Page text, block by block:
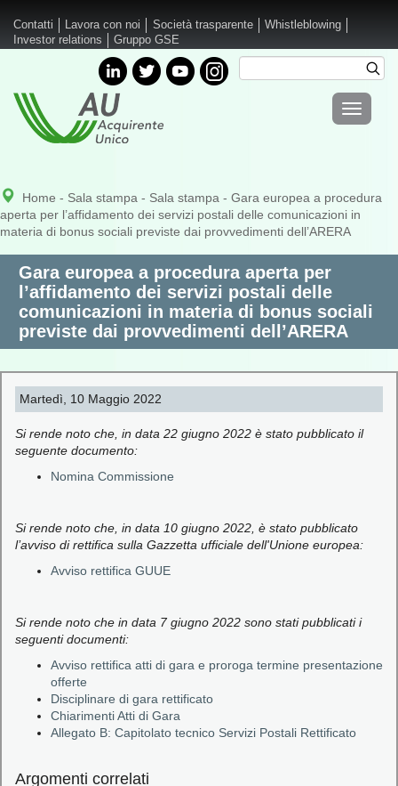
Contatti Lavora con noi Società trasparente
Whistleblowing
Investor relations
Gruppo GSE
Form di
Toggle
Home - Sala stampa - Sala stampa - Gara europea a procedura
aperta per l’affidamento dei servizi postali delle comunicazioni in
materia di bonus sociali previste dai provvedimenti dell’ARERA
Gara europea a procedura aperta per
l’affidamento dei servizi postali delle
comunicazioni in materia di bonus sociali
previste dai provvedimenti dell’ARERA
Martedì, 10 Maggio 2022
Si rende noto che, in data 22 giugno 2022 è stato pubblicato il
seguente documento:
Nomina Commissione
Si rende noto che, in data 10 giugno 2022, è stato pubblicato
l’avviso di rettifica sulla Gazzetta ufficiale dell'Unione europea:
Avviso rettifica GUUE
Si rende noto che in data 7 giugno 2022 sono stati pubblicati i
seguenti documenti:
Avviso rettifica atti di gara e proroga termine presentazione
offerte
Disciplinare di gara rettificato
Chiarimenti Atti di Gara
Allegato B: Capitolato tecnico Servizi Postali Rettificato
Argomenti correlati